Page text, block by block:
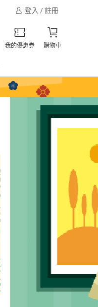
登入 / 註冊
我的優惠券 購物車